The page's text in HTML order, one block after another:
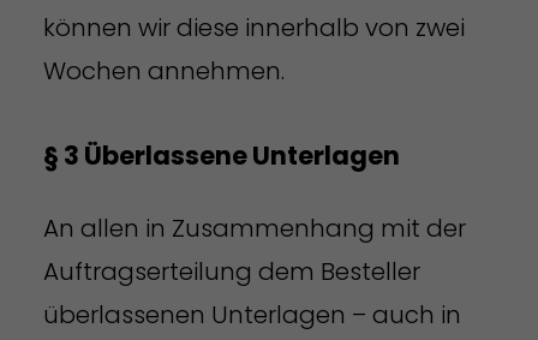
können wir diese innerhalb von zwei
Wochen annehmen.
§ 3 Überlassene Unterlagen
An allen in Zusammenhang mit der
Auftragserteilung dem Besteller
überlassenen Unterlagen – auch in